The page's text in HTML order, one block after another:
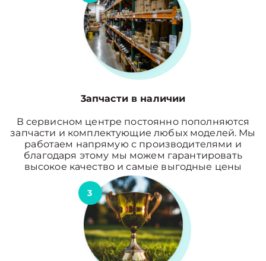
3апчасти в наличии
В сервисном центре постоянно пополняются
запчасти и комплектующие любых моделей. Мы
работаем напрямую с производителями и
благодаря этому мы можем гарантировать
высокое качество и самые выгодные цены
3